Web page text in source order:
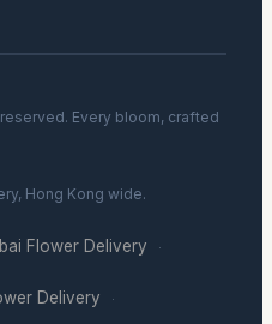
Every bloom, crafted
Hong Kong wide.
Flower Delivery ·
Delivery ·